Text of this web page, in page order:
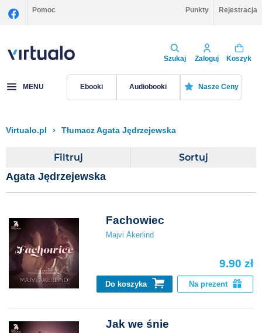
Pomoc Punkty Rejestracja
Szukaj Zaloguj Koszyk
MENU Ebooki Audiobooki Nasze Ceny
Virtualo.pl › Tłumacz Agata Jędrzejewska
Filtruj Sortuj
Agata Jędrzejewska
Fachowiec
Majvi Åkerlind
9.90 zł
Do koszyka Na prezent
Jak we śnie